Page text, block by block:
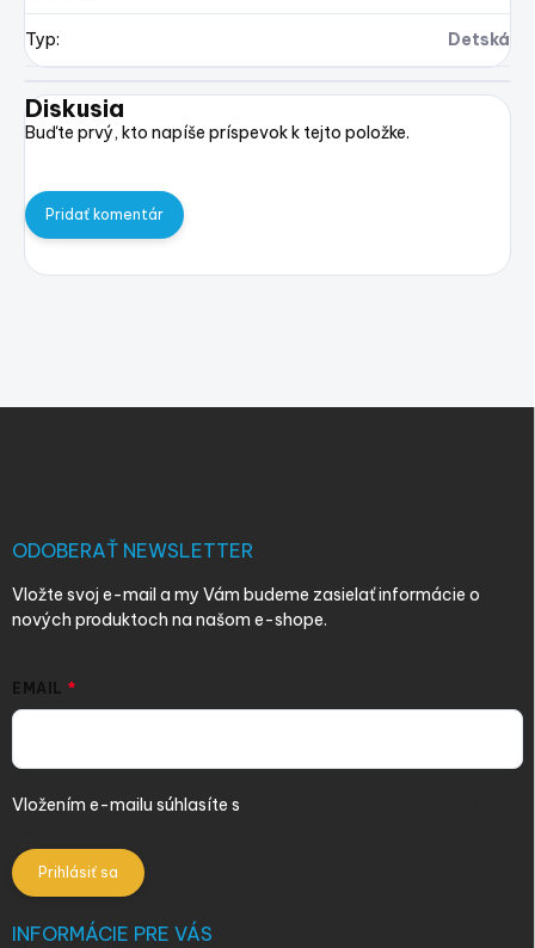
Typ: Detská
Diskusia
Buďte prvý, kto napíše príspevok k tejto položke.
Pridať komentár
ODOBERAŤ NEWSLETTER
Vložte svoj e-mail a my Vám budeme zasielať informácie o
nových produktoch na našom e-shope.
EMAIL
Vložením e-mailu súhlasíte s
Prihlásiť sa
INFORMÁCIE PRE VÁS